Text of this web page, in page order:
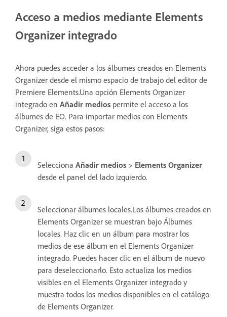
Acceso a medios mediante Elements
Organizer integrado
Ahora puedes acceder a los álbumes creados en Elements
Organizer desde el mismo espacio de trabajo del editor de
Premiere Elements.Una opción Elements Organizer
integrado en Añadir medios permite el acceso a los
álbumes de EO. Para importar medios con Elements
Organizer, siga estos pasos:
Selecciona Añadir medios > Elements Organizer
desde el panel del lado izquierdo.
Seleccionar álbumes locales.Los álbumes creados en
Elements Organizer se muestran bajo Álbumes
locales. Haz clic en un álbum para mostrar los
medios de ese álbum en el Elements Organizer
integrado. Puedes hacer clic en el álbum de nuevo
para deseleccionarlo. Esto actualiza los medios
visibles en el Elements Organizer integrado y
muestra todos los medios disponibles en el catálogo
de Elements Organizer.